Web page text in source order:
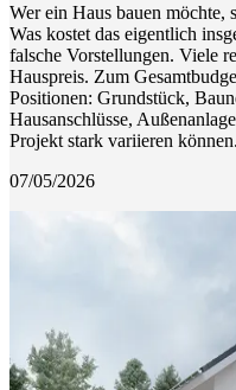
Wer ein Haus bauen möchte,
Was kostet das eigentlich
falsche Vorstellungen. Viele
Hauspreis. Zum
Positionen: Grundstück,
Hausanschlüsse,
Projekt stark variieren können.
07/05/2026